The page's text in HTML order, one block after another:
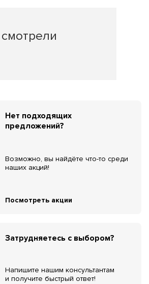
Нет подходящих
предложений?
Возможно, вы найдёте что-то среди
наших акций!
Посмотреть акции
Затрудняетесь с выбором?
Напишите нашим консультантам
и получите быстрый ответ!